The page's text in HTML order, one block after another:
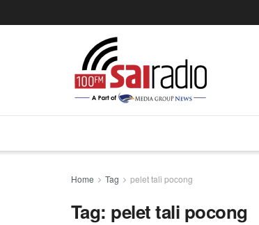
Home Tag pelet tali pocong
Tag: pelet tali pocong